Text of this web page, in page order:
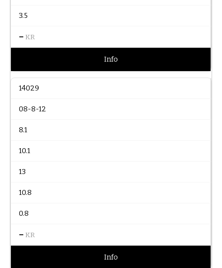
3.5
– KR
Info
14029
08-8-12
8.1
10.1
13
10.8
0.8
– KR
Info